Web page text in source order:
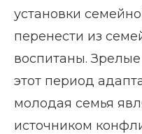
установки
перенести из
воспитаны.
этот период
молодая семья
источником